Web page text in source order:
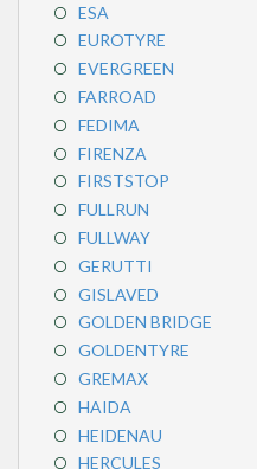
ESA
EUROTYRE
EVERGREEN
FARROAD
FEDIMA
FIRENZA
FIRSTSTOP
FULLRUN
FULLWAY
GERUTTI
GISLAVED
GOLDEN BRIDGE
GOLDENTYRE
GREMAX
HAIDA
HEIDENAU
HERCULES